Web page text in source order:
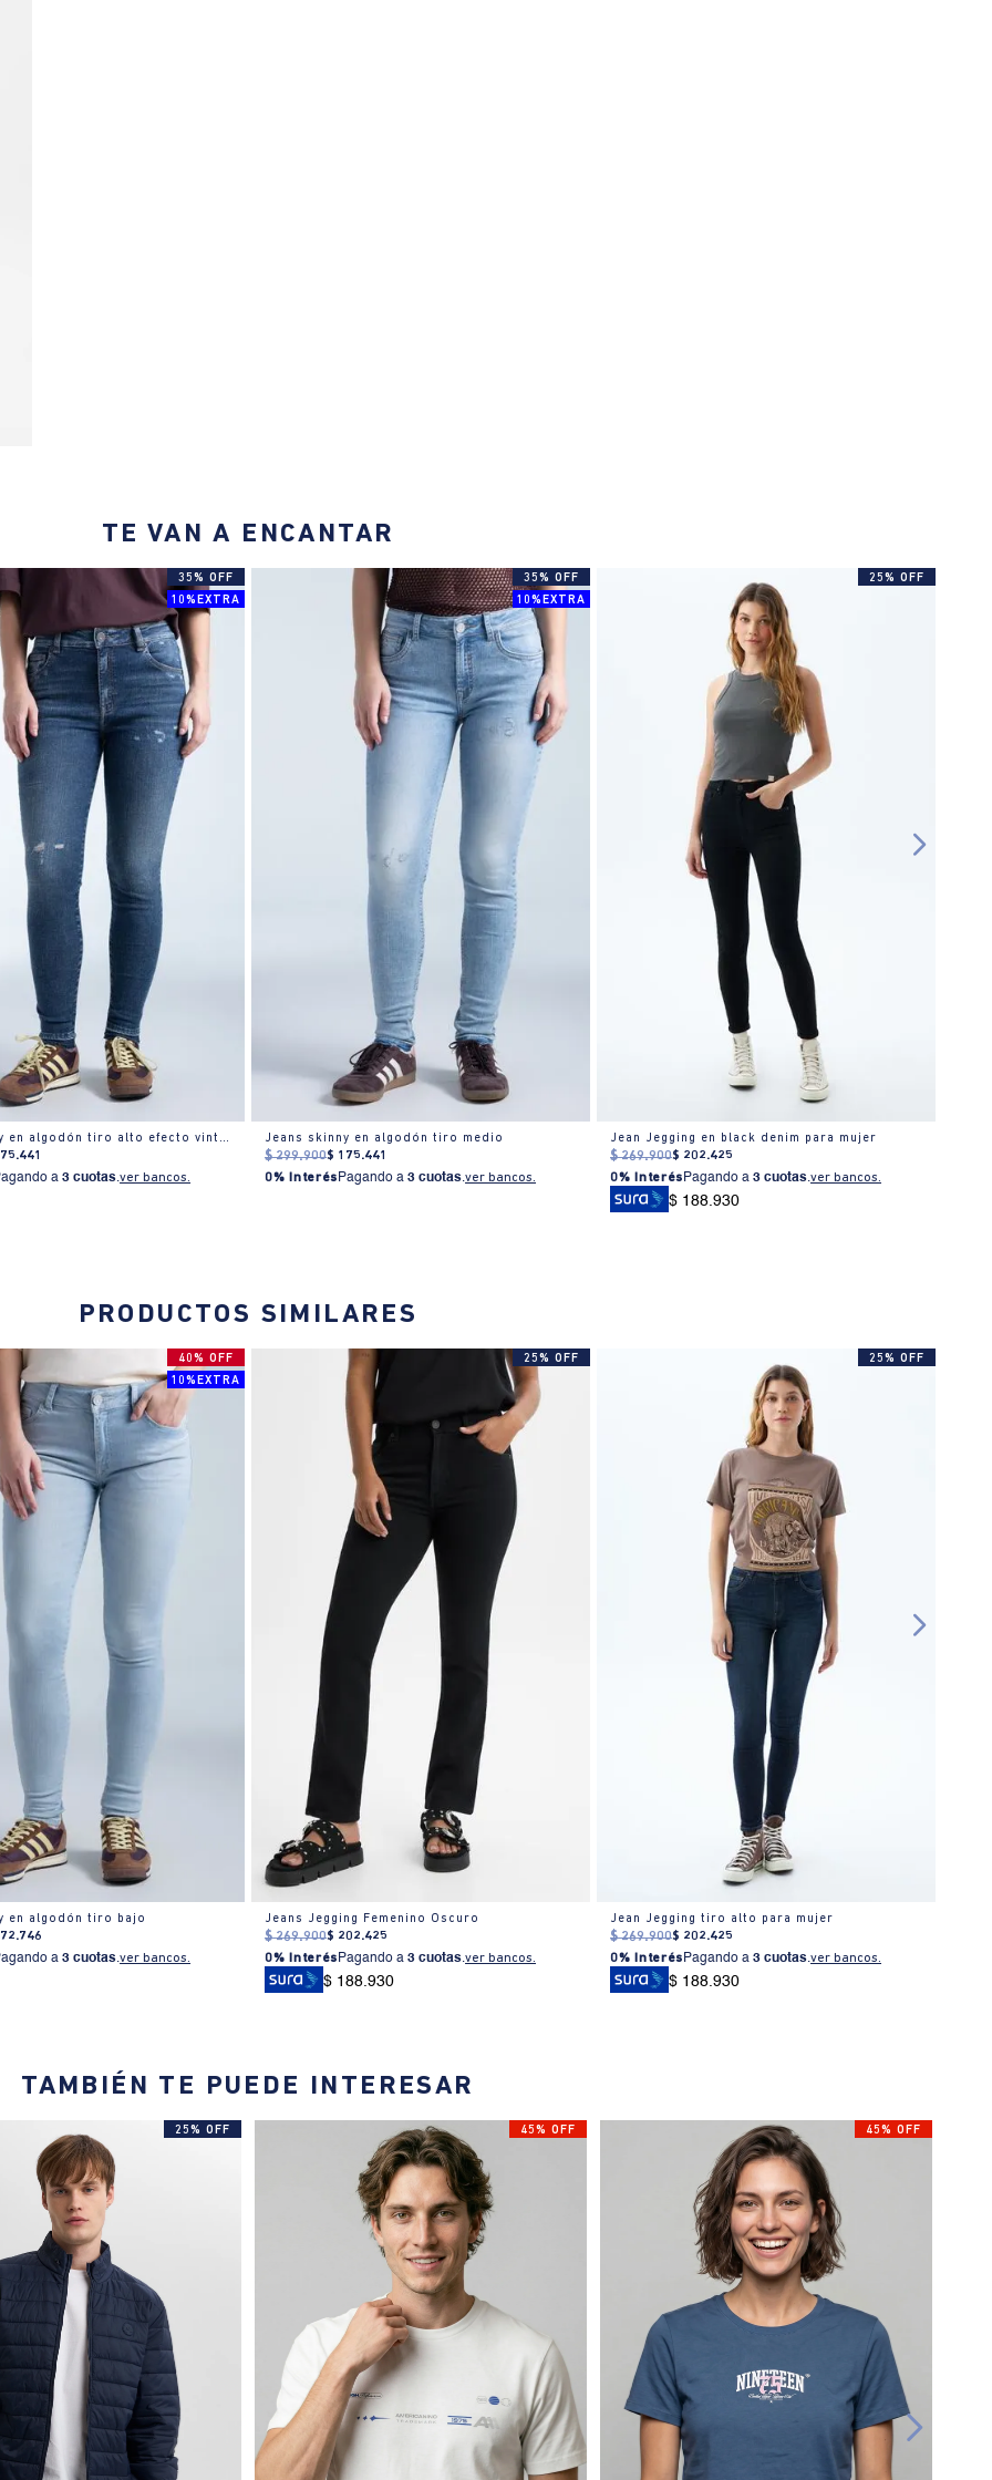
TE VAN A ENCANTAR
35% OFF
10%EXTRA
Jeans skinny en algodón tiro alto efecto vintage
.441
a3 cuotas.ver bancos.
35% OFF
10%EXTRA
Jeans skinny en algodón tiro medio
$ 299.900$ 175.441
0% Interés Pagando a3 cuotas.ver bancos.
25% OFF
Jean Jegging en black denim para mujer
$ 269.900$ 202.425
0% Interés Pagando a3 cuotas.ver bancos.
$ 188.930
PRODUCTOS SIMILARES
40% OFF
10%EXTRA
en algodón tiro bajo
.746
a3 cuotas.ver bancos.
25% OFF
Jeans Jegging Femenino Oscuro
$ 269.900$ 202.425
0% Interés Pagando a3 cuotas.ver bancos.
$ 188.930
25% OFF
Jean Jegging tiro alto para mujer
$ 269.900$ 202.425
0% Interés Pagando a3 cuotas.ver bancos.
$ 188.930
TAMBIÉN TE PUEDE INTERESAR
25% OFF 45% OFF 45% OFF